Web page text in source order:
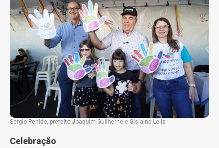
Sergio Penido, prefeito Joaquim Guilherne e Gislaine Lelis
Celebração